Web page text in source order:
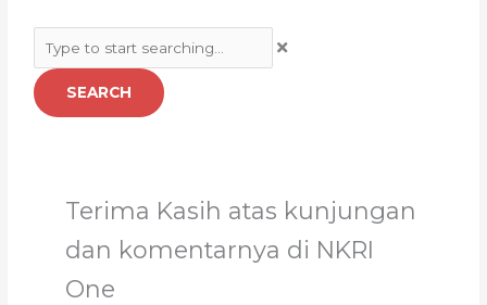
SEARCH
Terima Kasih atas kunjungan
dan komentarnya di NKRI
One